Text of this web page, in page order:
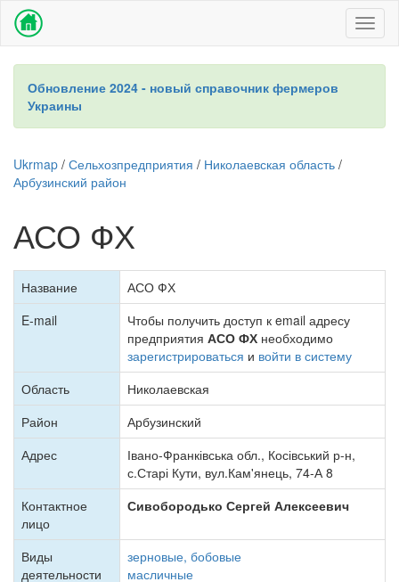
Обновление 2024 - новый справочник фермеров
Украины
Ukrmap / Сельхозпредприятия / Николаевская область /
Арбузинский район
АСО ФХ
Название
АСО ФХ
E-mail
Чтобы получить доступ к email адресу
предприятия АСО ФХ необходимо
зарегистрироваться и войти в систему
Область
Николаевская
Район
Арбузинский
Адрес
Івано-Франківська обл., Косівський р-н,
с.Старі Кути, вул.Кам'янець, 74-А 8
Контактное
лицо
Сивобородько Сергей Алексеевич
Виды
деятельности
зерновые, бобовые
масличные